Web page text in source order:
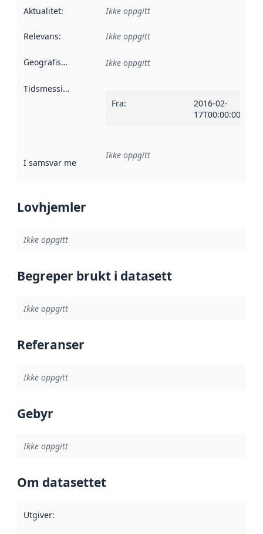
Aktualitet: Ikke oppgitt
Relevans: Ikke oppgitt
Geografisk avgrensning :
Ikke oppgitt
Tidsmessig avgrensning
Fra:
2016-02-
17T00:00:00Z
I samsvar med Referanse til en implementasjonsregel
Ikke oppgitt
Lovhjemler
Ikke oppgitt
Begreper brukt i datasett
Ikke oppgitt
Referanser
Ikke oppgitt
Gebyr
Ikke oppgitt
Om datasettet
Utgiver: